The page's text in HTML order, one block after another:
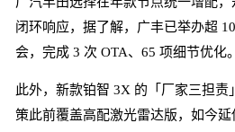
闭环响应，据了解，广丰已举办超
会，完成 3 次 OTA、65 项细节优化。
此外，新款铂智 3X 的「厂家三担责
策此前覆盖高配激光雷达版，如今